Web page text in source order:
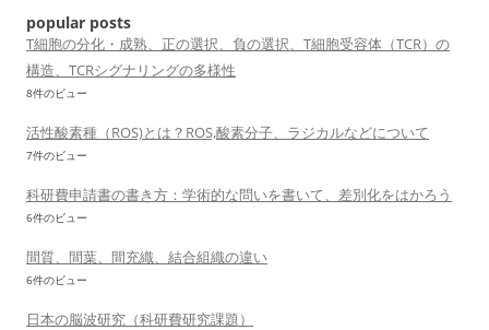
ン
popular posts
T細胞の分化・成熟、正の選択、負の選択、T細胞受容体（TCR）の
構造、TCRシグナリングの多様性
8件のビュー
活性酸素種（ROS)とは？ROS,酸素分子、ラジカルなどについて
7件のビュー
科研費申請書の書き方：学術的な問いを書いて、差別化をはかろう
6件のビュー
間質、間葉、間充織、結合組織の違い
6件のビュー
日本の脳波研究（科研費研究課題）